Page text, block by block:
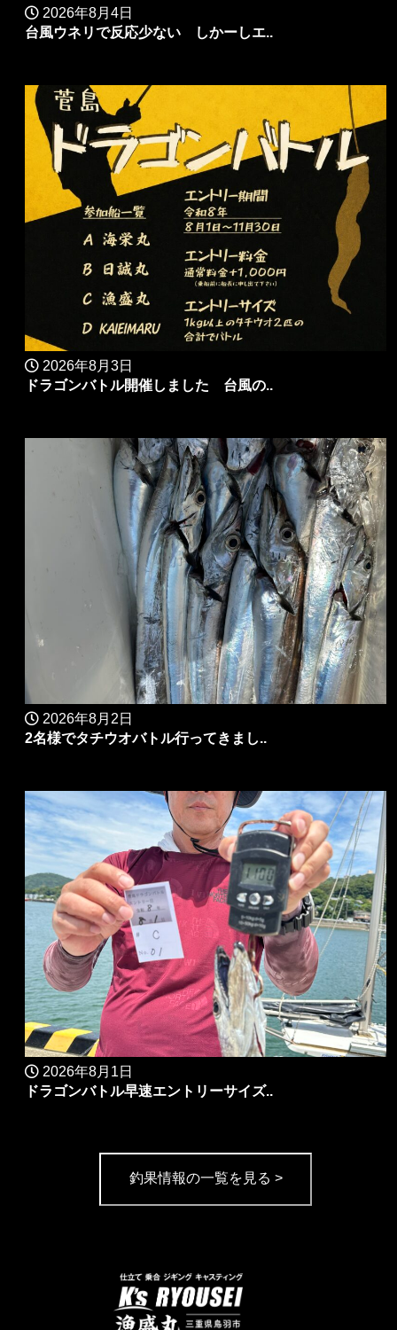
2026年8月4日
台風ウネリで反応少ない しかーしエ..
2026年8月3日
ドラゴンバトル開催しました 台風の..
2026年8月2日
2名様でタチウオバトル行ってきまし..
2026年8月1日
ドラゴンバトル早速エントリーサイズ..
釣果情報の一覧を見る >